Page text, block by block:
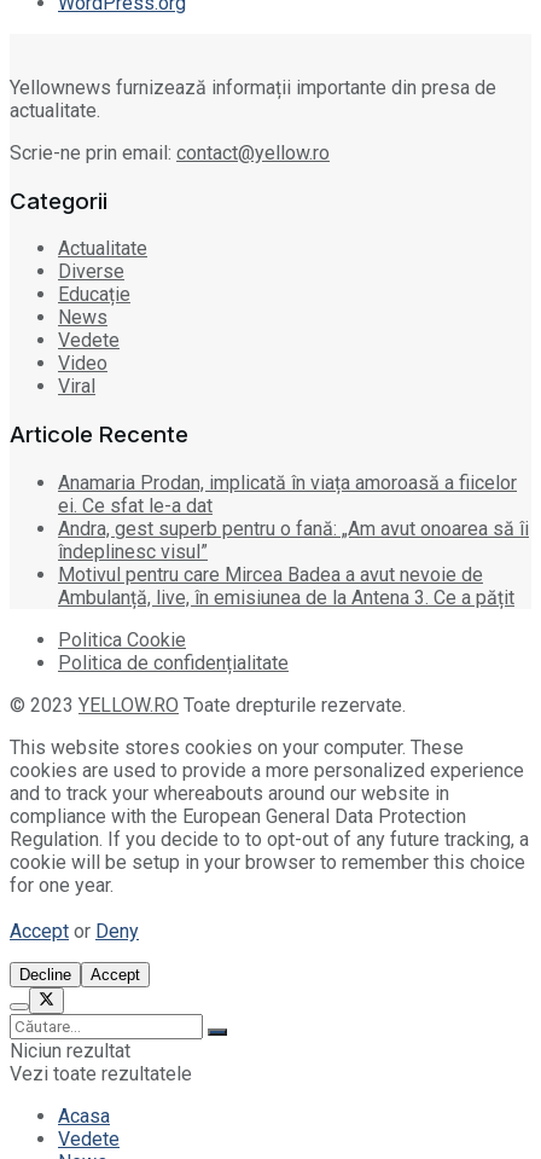
Yellownews furnizează informații importante din presa de
actualitate.
Scrie-ne prin email: contact@yellow.ro
Categorii
Actualitate
Diverse
Educație
News
Vedete
Video
Viral
Articole Recente
Anamaria Prodan, implicată în viața amoroasă a fiicelor
ei. Ce sfat le-a dat
Andra, gest superb pentru o fană: „Am avut onoarea să îi
îndeplinesc visul”
Motivul pentru care Mircea Badea a avut nevoie de
Ambulanță, live, în emisiunea de la Antena 3. Ce a pățit
Politica Cookie
Politica de confidențialitate
© 2023 YELLOW.RO Toate drepturile rezervate.
This website stores cookies on your computer. These
cookies are used to provide a more personalized experience
and to track your whereabouts around our website in
compliance with the European General Data Protection
Regulation. If you decide to to opt-out of any future tracking, a
cookie will be setup in your browser to remember this choice
for one year.
Accept or Deny
Decline Accept
Niciun rezultat
Vezi toate rezultatele
Acasa
Vedete